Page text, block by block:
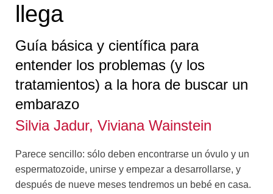
llega
Guía básica y científica para
entender los problemas (y los
tratamientos) a la hora de buscar un
embarazo
Silvia Jadur,Viviana Wainstein
Parece sencillo: sólo deben encontrarse un óvulo y un
espermatozoide, unirse y empezar a desarrollarse, y
después de nueve meses tendremos un bebé en casa.